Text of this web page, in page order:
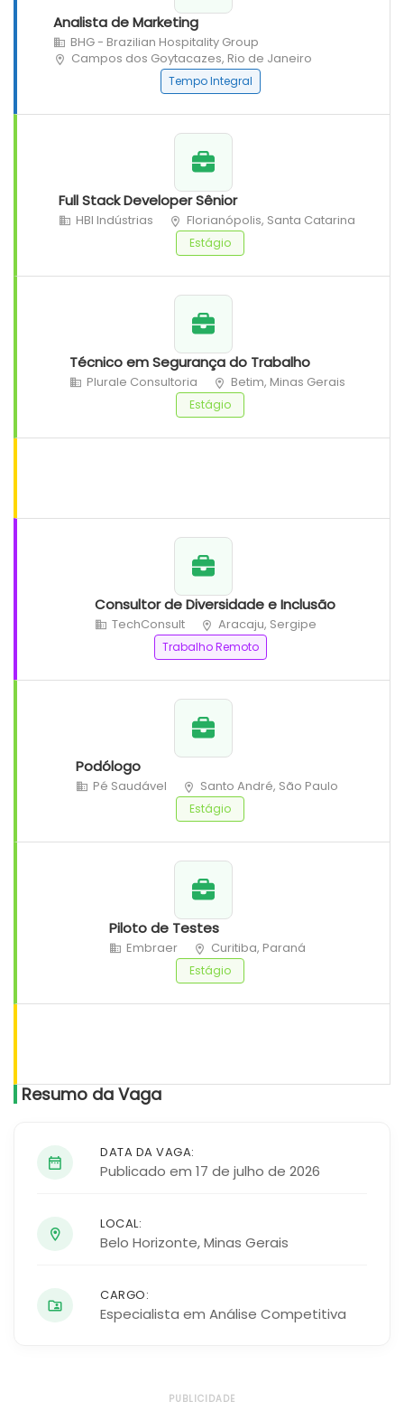
Analista de Marketing
BHG - Brazilian Hospitality Group
Campos dos Goytacazes, Rio de Janeiro
Tempo Integral
Full Stack Developer Sênior
HBI Indústrias Florianópolis, Santa Catarina
Estágio
Técnico em Segurança do Trabalho
Plurale Consultoria Betim, Minas Gerais
Estágio
Consultor de Diversidade e Inclusão
TechConsult Aracaju, Sergipe
Trabalho Remoto
Podólogo
Pé Saudável Santo André, São Paulo
Estágio
Piloto de Testes
Embraer Curitiba, Paraná
Estágio
Resumo da Vaga
DATA DA VAGA:
Publicado em 17 de julho de 2026
LOCAL:
Belo Horizonte,Minas Gerais
CARGO:
Especialista em Análise Competitiva
PUBLICIDADE